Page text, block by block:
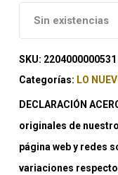
Sin existencias
SKU: 2204000000531
Categorías: LO
DECLARACIÓN
originales de
página web y redes
variaciones